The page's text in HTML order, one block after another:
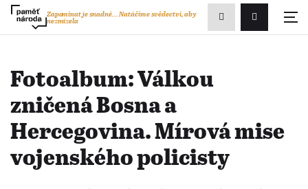
Přihlášení/
Zapomínat je snadné...Natáčíme svědectví, aby
nezmizela
Zobrazit
vyhledávání
Fotoalbum: Válkou
zničená Bosna a
Hercegovina. Mírová mise
vojenského policisty